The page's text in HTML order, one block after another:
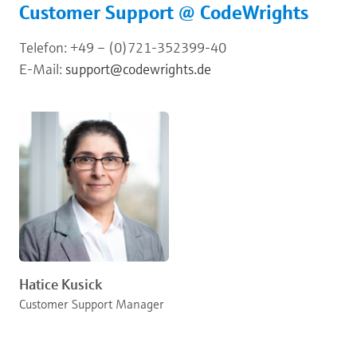
Customer Support @ CodeWrights
Telefon: +49 – (0)721-352399-40
E-Mail: support@codewrights.de
Hatice Kusick
Customer Support Manager